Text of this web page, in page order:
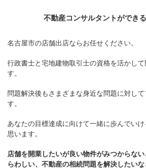
不動産コンサルタントができ
名古屋市の店舗出店ならお任せください。
行政書士と宅地建物取引士の資格を活かして
す。
問題解決後もさまざまな身近な問題に対し
す。
あなたの目標達成に向けて一緒に歩んでい
思います。
店舗を開業したいが良い物件がみつからな
らわしい、不動産の相続問題を解決したいな